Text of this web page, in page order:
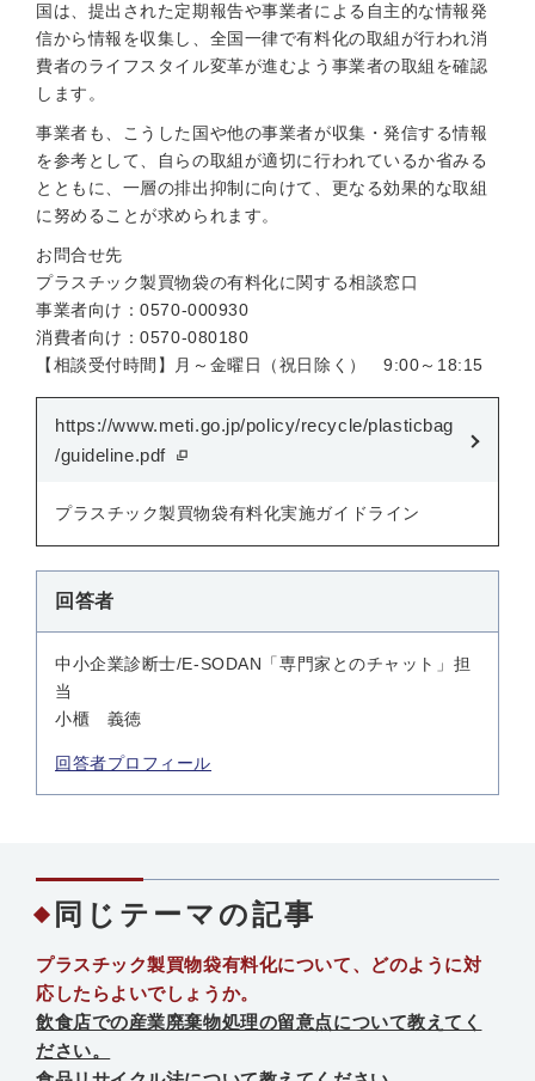
国は、提出された定期報告や事業者による自主的な情報発
信から情報を収集し、全国一律で有料化の取組が行われ消
費者のライフスタイル変革が進むよう事業者の取組を確認
します。
事業者も、こうした国や他の事業者が収集・発信する情報
を参考として、自らの取組が適切に行われているか省みる
とともに、一層の排出抑制に向けて、更なる効果的な取組
に努めることが求められます。
お問合せ先
プラスチック製買物袋の有料化に関する相談窓口
事業者向け：0570-000930
消費者向け：0570-080180
【相談受付時間】月～金曜日（祝日除く） 9:00～18:15
https://www.meti.go.jp/policy/recycle/plasticbag
/guideline.pdf
プラスチック製買物袋有料化実施ガイドライン
回答者
中小企業診断士/E-SODAN「専門家とのチャット」担
当
小櫃 義徳
回答者プロフィール
同じテーマの記事
プラスチック製買物袋有料化について、どのように対
応したらよいでしょうか。
飲食店での産業廃棄物処理の留意点について教えてく
ださい。